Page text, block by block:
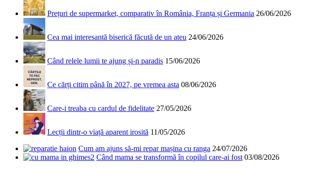
Prețuri de supermarket, comparativ în România, Franța și Germania 26/06/2026
Cea mai interesantă biserică făcută de un ateu 24/06/2026
Când relele lumii te ajung și-n paradis 15/06/2026
Ce cărți citim până în 2027, pe vremea asta 08/06/2026
Care-i treaba cu cardul de fidelitate 27/05/2026
Lecții dintr-o viață aparent irosită 11/05/2026
Cum am ajuns să-mi repar mașina cu ranga 24/07/2026
Când mama se transformă în copilul care-ai fost 03/08/2026